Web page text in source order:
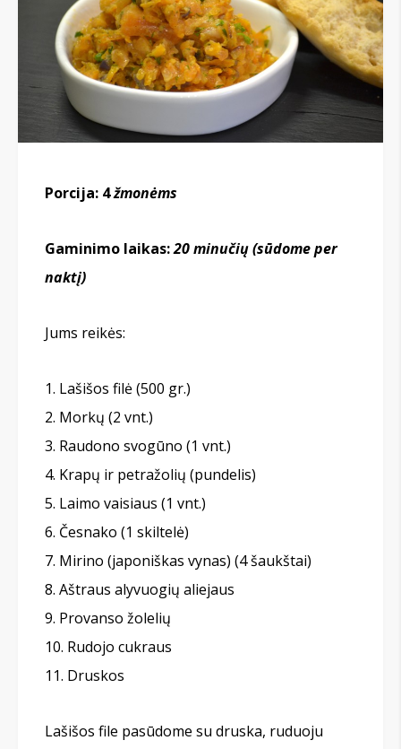
Porcija: 4žmonėms
Gaminimo laikas:20 minučių(sūdome per
naktį)
Jums reikės:
Lašišos filė (500 gr.)
Morkų (2 vnt.)
Raudono svogūno (1 vnt.)
Krapų ir petražolių (pundelis)
Laimo vaisiaus (1 vnt.)
Česnako (1 skiltelė)
Mirino (japoniškas vynas) (4 šaukštai)
Aštraus alyvuogių aliejaus
Provanso žolelių
Rudojo cukraus
Druskos
Lašišos file pasūdome su druska, ruduoju